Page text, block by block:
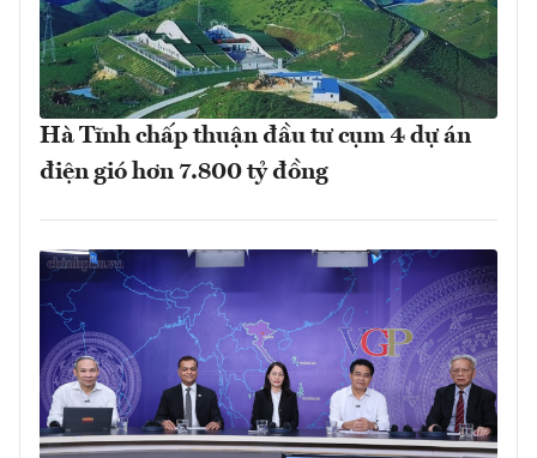
Hà Tĩnh chấp thuận đầu tư cụm 4 dự án
điện gió hơn 7.800 tỷ đồng